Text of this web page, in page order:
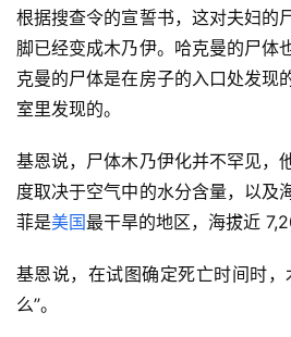
根据搜查令的宣誓书，这对夫妇的
脚已经变成木乃伊。哈克曼的尸体
克曼的尸体是在房子的入口处发现
室里发现的。
基恩说，尸体木乃伊化并不罕见，
度取决于空气中的水分含量，以及
菲是美国最干旱的地区，海拔近
基恩说，在试图确定死亡时间时
么”。